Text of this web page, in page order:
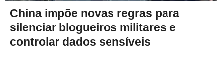
China impõe novas regras para
silenciar blogueiros militares e
controlar dados sensíveis